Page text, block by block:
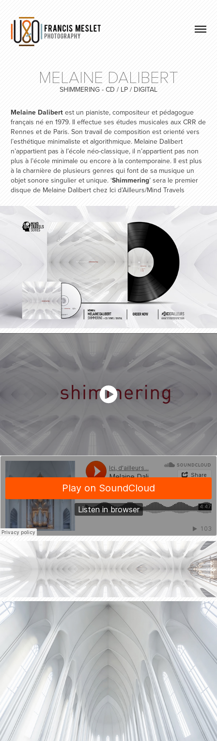
MELAINE DALIBERT
SHIMMERING - CD / LP / DIGITAL
Melaine Dalibertest un pianiste, compositeur et pédagogue
français né en 1979. Il effectue ses études musicales aux CRR de
Rennes et de Paris. Son travail de composition est orienté vers
l’esthétique minimaliste et algorithmique. Melaine Dalibert
n’appartient pas à l’école néo-classique, il n’appartient pas non
plus à l’école minimale ou encore à la contemporaine. Il est plus
à la charnière de plusieurs genres qui font de sa musique un
objet sonore singulier et unique. ‘Shimmering’ sera le premier
disque de Melaine Dalibert chez Ici d’Ailleurs/Mind Travels